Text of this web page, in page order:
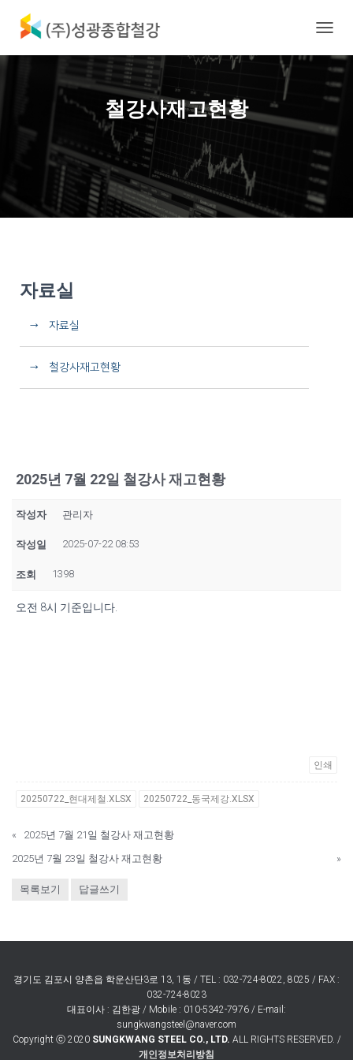
비
게
이
션
글
철강사재고현황
자료실
→ 자료실
→ 철강사재고현황
2025년 7월 22일 철강사 재고현황
작성자 관리자
작성일 2025-07-22 08:53
조회 1398
오전 8시 기준입니다.
인쇄
20250722_현대제철.XLSX 20250722_동국제강.XLSX
«
2025년 7월 21일 철강사 재고현황
2025년 7월 23일 철강사 재고현황
»
목록보기 답글쓰기
경기도 김포시 양촌읍 학운산단3로 13, 1동 / TEL : 032-724-8022, 8025 / FAX :
032-724-8023
대표이사 : 김한광 / Mobile : 010-5342-7976 / E-mail:
sungkwangsteel@naver.com
Copyright ⓒ 2020 SUNGKWANG STEEL CO., LTD. ALL RIGHTS RESERVED. /
개인정보처리방침